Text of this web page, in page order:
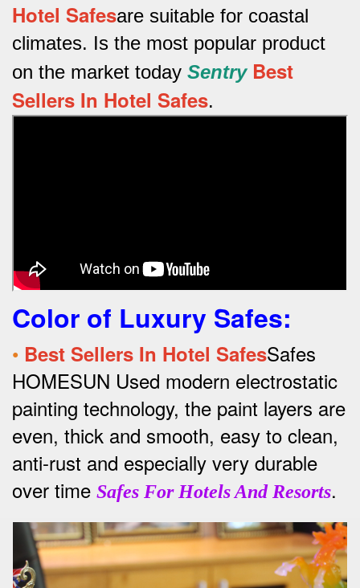
Hotel Safesare suitable for coastal
climates. Is the most popular product
on the market today Sentry Best
Sellers In Hotel Safes.
Color of Luxury Safes:
• Best Sellers In Hotel SafesSafes
HOMESUN Used modern electrostatic
painting technology, the paint layers are
even, thick and smooth, easy to clean,
anti-rust and especially very durable
over time Safes For Hotels And Resorts.